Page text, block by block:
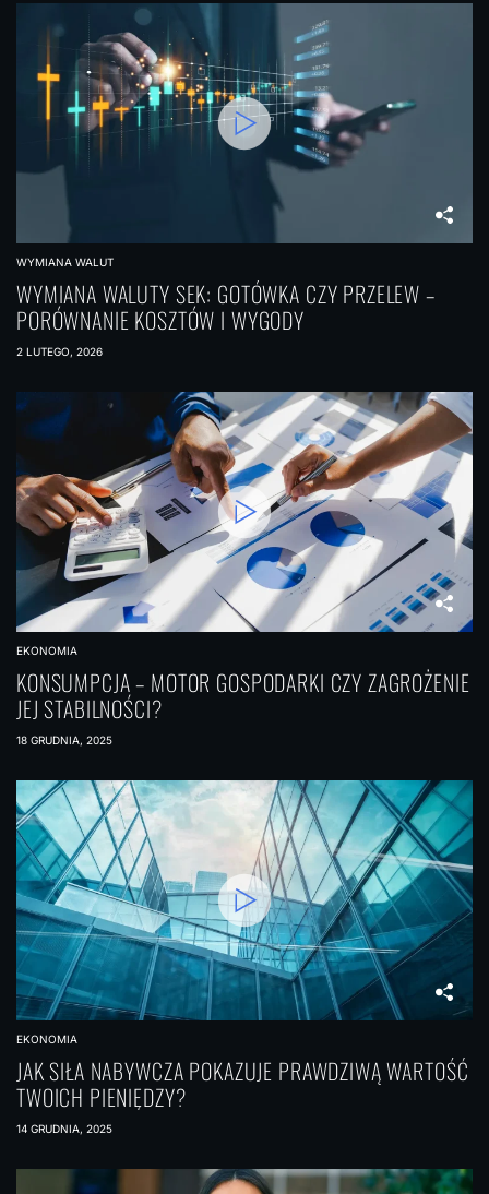
WYMIANA WALUT
WYMIANA WALUTY SEK: GOTÓWKA CZY PRZELEW –
PORÓWNANIE KOSZTÓW I WYGODY
2 LUTEGO, 2026
EKONOMIA
KONSUMPCJA – MOTOR GOSPODARKI CZY ZAGROŻENIE
JEJ STABILNOŚCI?
18 GRUDNIA, 2025
EKONOMIA
JAK SIŁA NABYWCZA POKAZUJE PRAWDZIWĄ WARTOŚĆ
TWOICH PIENIĘDZY?
14 GRUDNIA, 2025